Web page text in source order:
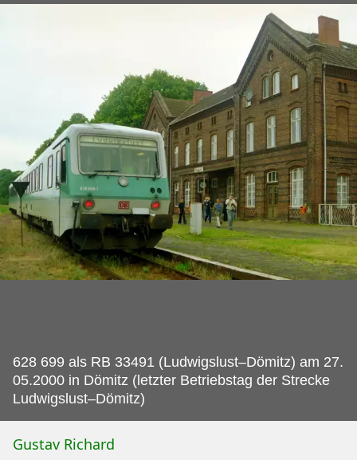
628 699 als RB 33491 (Ludwigslust–Dömitz) am 27.
05.2000 in Dömitz (letzter Betriebstag der Strecke
Ludwigslust–Dömitz)
Gustav Richard